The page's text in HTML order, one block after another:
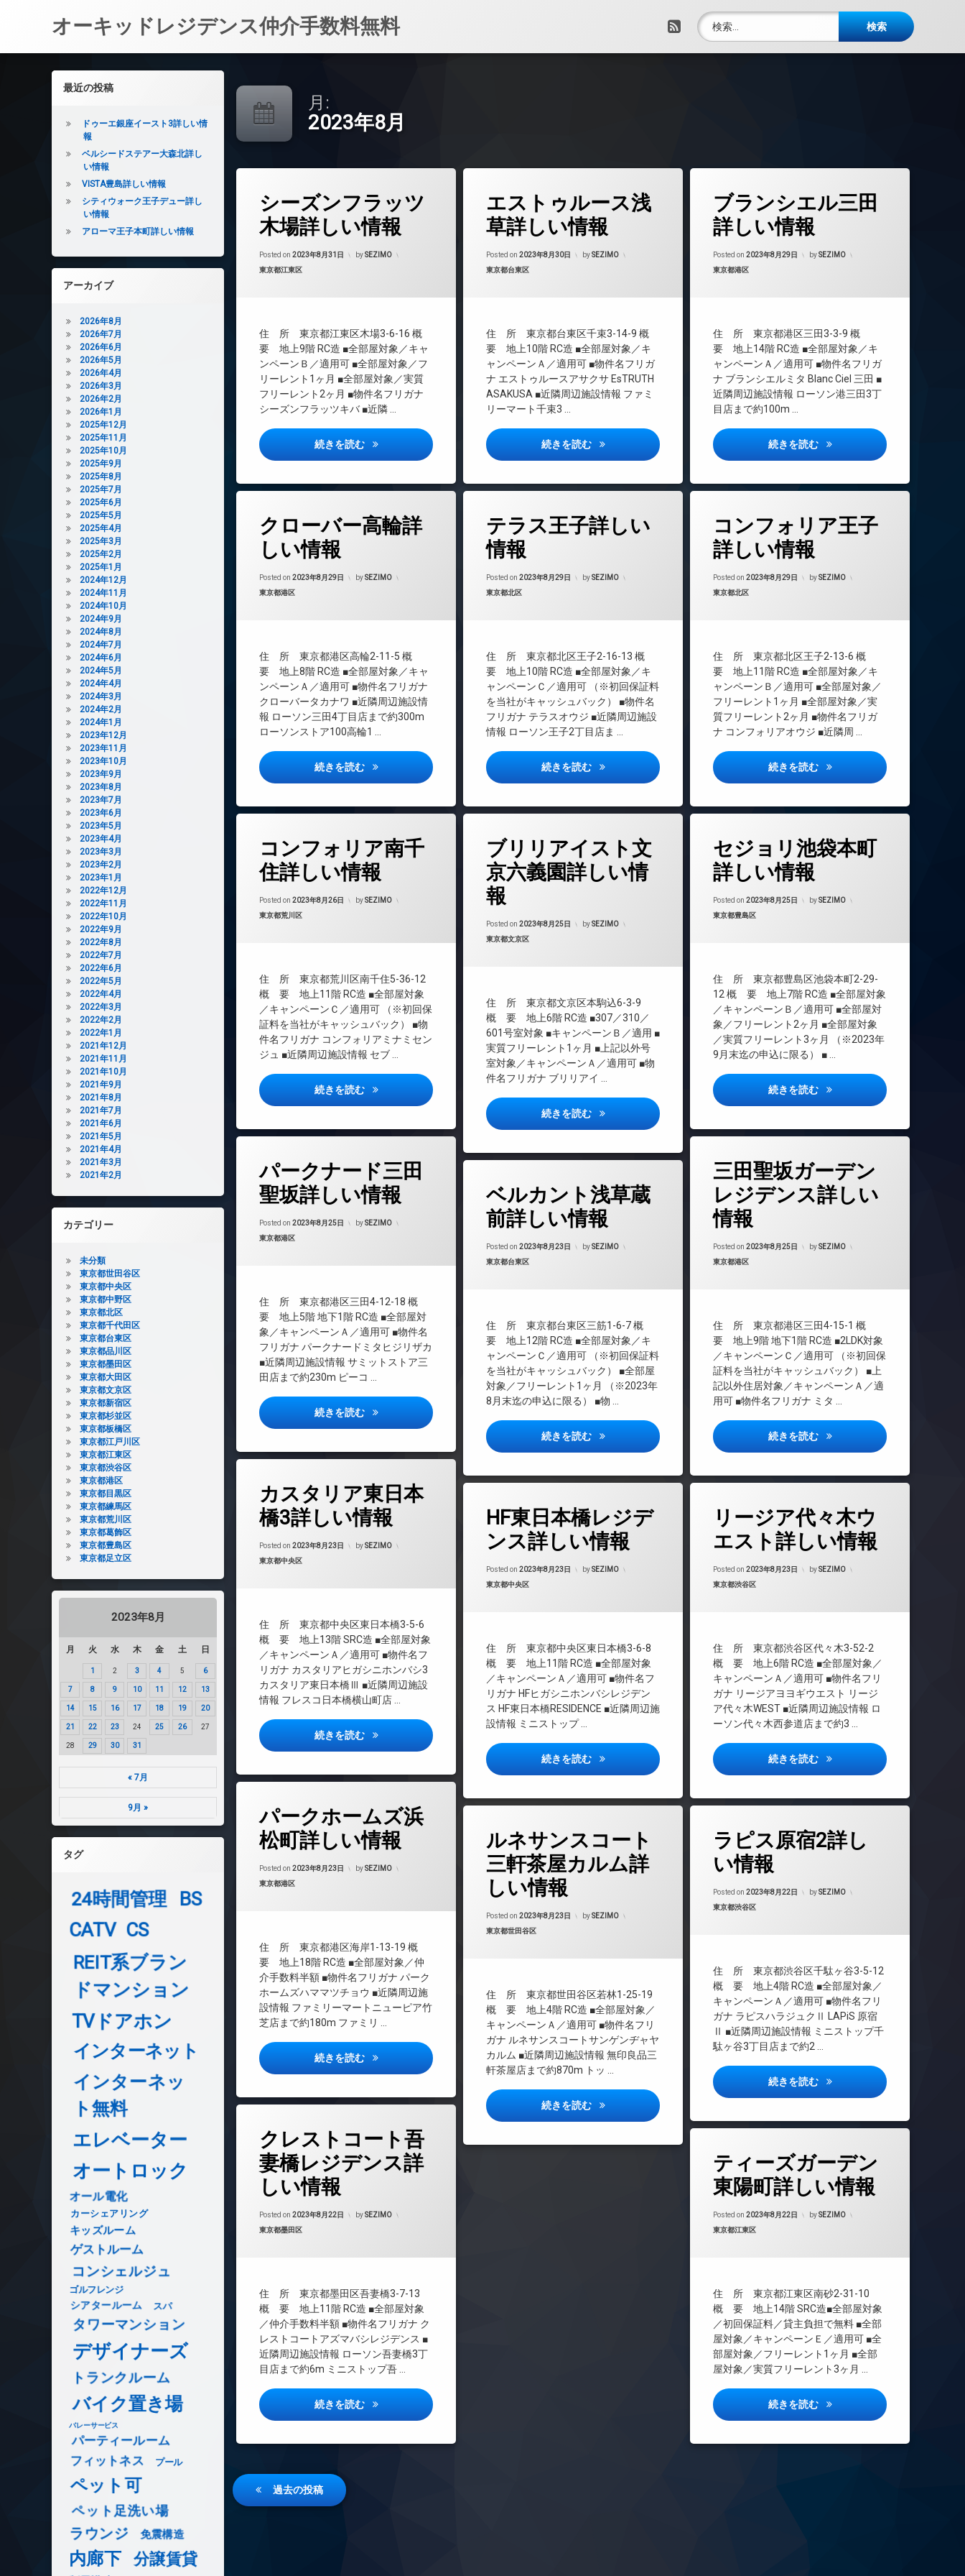
オーキッドレジデンス仲介手数料無料 RSS
検索:
月:
2023年8月
シーズンフラッツ
木場詳しい情報
Posted on 2023年8月31日 bySEZIMO
カテゴリー:
東京都江東区
住 所 東京都江東区木場3-6-16 概
要 地上9階 RC造 ■全部屋対象／キャ
ンペーンＢ／適用可 ■全部屋対象／フ
リーレント1ヶ月 ■全部屋対象／実質
フリーレント2ヶ月 ■物件名フリガナ
シーズンフラッツキバ ■近隣 …
続きを読む シーズンフラッツ木場詳しい情報
24時間管理
CATV
インターネット無料
エレベーター
オートロック
デザイナーズ
バイク置き場
宅配ボックス
敷地内ゴミ置き場
駐輪場
エストゥルース浅
草詳しい情報
Posted on 2023年8月30日 bySEZIMO
カテゴリー:
東京都台東区
住 所 東京都台東区千束3-14-9 概
要 地上10階 RC造 ■全部屋対象／キ
ャンペーンＡ／適用可 ■物件名フリガ
ナ エストゥルースアサクサ EsTRUTH
ASAKUSA ■近隣周辺施設情報 ファミ
リーマート千束3 …
続きを読む エストゥルース浅草詳しい情報
24時間管理
CATV
インターネット無料
エレベーター
オートロック
デザイナーズ
バイク置き場
宅配ボックス
敷地内ゴミ置き場
ブランシエル三田
詳しい情報
Posted on 2023年8月29日 bySEZIMO
カテゴリー:
東京都港区
住 所 東京都港区三田3-3-9 概
要 地上14階 RC造 ■全部屋対象／キ
ャンペーンＡ／適用可 ■物件名フリガ
ナ ブランシエルミタ Blanc Ciel 三田 ■
近隣周辺施設情報 ローソン港三田3丁
目店まで約100m …
続きを読む ブランシエル三田詳しい情報
24時間管理
CATV
インターネット無料
エレベーター
オートロック
デザイナーズ
宅配ボックス
防犯カメラ
駐輪場
クローバー高輪詳
しい情報
Posted on 2023年8月29日 bySEZIMO
カテゴリー:
東京都港区
住 所 東京都港区高輪2-11-5 概
要 地上8階 RC造 ■全部屋対象／キャ
ンペーンＡ／適用可 ■物件名フリガナ
クローバータカナワ ■近隣周辺施設情
報 ローソン三田4丁目店まで約300m
ローソンストア100高輪1 …
続きを読む クローバー高輪詳しい情報
24時間管理
CATV
インターネット
エレベーター
オートロック
デザイナーズ
バイク置き場
敷地内ゴミ置き場
防犯カメラ
テラス王子詳しい
情報
Posted on 2023年8月29日 bySEZIMO
カテゴリー:
東京都北区
住 所 東京都北区王子2-16-13 概
要 地上10階 RC造 ■全部屋対象／キ
ャンペーンＣ／適用可 （※初回保証料
を当社がキャッシュバック） ■物件名
フリガナ テラスオウジ ■近隣周辺施設
情報 ローソン王子2丁目店ま …
続きを読む テラス王子詳しい情報
24時間管理
CATV
インターネット
エレベーター
オートロック
デザイナーズ
バイク置き場
宅配ボックス
敷地内ゴミ置き場
コンフォリア王子
詳しい情報
Posted on 2023年8月29日 bySEZIMO
カテゴリー:
東京都北区
住 所 東京都北区王子2-13-6 概
要 地上11階 RC造 ■全部屋対象／キ
ャンペーンＢ／適用可 ■全部屋対象／
フリーレント1ヶ月 ■全部屋対象／実
質フリーレント2ヶ月 ■物件名フリガ
ナ コンフォリアオウジ ■近隣周 …
続きを読む コンフォリア王子詳しい情報
24時間管理
CATV
インターネット無料
エレベーター
オートロック
デザイナーズ
ペット可
宅配ボックス
敷地内ゴミ置き場
駐輪場
コンフォリア南千
住詳しい情報
Posted on 2023年8月26日 bySEZIMO
カテゴリー:
東京都荒川区
住 所 東京都荒川区南千住5-36-12
概 要 地上11階 RC造 ■全部屋対象
／キャンペーンＣ／適用可 （※初回保
証料を当社がキャッシュバック） ■物
件名フリガナ コンフォリアミナミセン
ジュ ■近隣周辺施設情報 セブ …
続きを読む コンフォリア南千住詳しい情報
24時間管理
CATV
インターネット無料
エレベーター
オートロック
デザイナーズ
ペット可
宅配ボックス
敷地内ゴミ置き場
ブリリアイスト文
京六義園詳しい情
報
Posted on 2023年8月25日 bySEZIMO
カテゴリー:
東京都文京区
住 所 東京都文京区本駒込6-3-9
概 要 地上6階 RC造 ■307／310／
601号室対象 ■キャンペーンＢ／適用 ■
実質フリーレント1ヶ月 ■上記以外号
室対象／キャンペーンＡ／適用可 ■物
件名フリガナ ブリリアイ …
続きを読む ブリリアイスト文京六義園詳しい情報
24時間管理
CATV
REIT系ブランドマンション
オートロック
デザイナーズ
バイク置き場
ペット可
内廊下
宅配ボックス
敷地内ゴミ置き場
駐車場
セジョリ池袋本町
詳しい情報
Posted on 2023年8月25日 bySEZIMO
カテゴリー:
東京都豊島区
住 所 東京都豊島区池袋本町2-29-
12 概 要 地上7階 RC造 ■全部屋対象
／キャンペーンＢ／適用可 ■全部屋対
象／フリーレント2ヶ月 ■全部屋対象
／実質フリーレント3ヶ月 （※2023年
9月末迄の申込に限る） ■ …
続きを読む セジョリ池袋本町詳しい情報
CATV
TVドアホン
オートロック
デザイナーズ
バイク置き場
ペット可
分譲賃貸
敷地内ゴミ置き場
防犯カメラ
パークナード三田
聖坂詳しい情報
Posted on 2023年8月25日 bySEZIMO
カテゴリー:
東京都港区
住 所 東京都港区三田4-12-18 概
要 地上5階 地下1階 RC造 ■全部屋対
象／キャンペーンＡ／適用可 ■物件名
フリガナ パークナードミタヒジリザカ
■近隣周辺施設情報 サミットストア三
田店まで約230m ピーコ …
続きを読む パークナード三田聖坂詳しい情報
24時間管理
REIT系ブランドマンション
エレベーター
オートロック
デザイナーズ
バイク置き場
ペット可
宅配ボックス
敷地内ゴミ置き場
三田聖坂ガーデン
レジデンス詳しい
情報
Posted on 2023年8月25日 bySEZIMO
カテゴリー:
東京都港区
住 所 東京都港区三田4-15-1 概
要 地上9階 地下1階 RC造 ■2LDK対象
／キャンペーンＣ／適用可 （※初回保
証料を当社がキャッシュバック） ■上
記以外住居対象／キャンペーンＡ／適
用可 ■物件名フリガナ ミタ …
続きを読む 三田聖坂ガーデンレジデンス詳
24時間管理
CATV
TVドアホン
デザイナーズ
バイク置き場
内廊下
分譲賃貸
宅配ボックス
敷地内ゴミ置き場
防犯カメラ
駐輪場
ベルカント浅草蔵
前詳しい情報
Posted on 2023年8月23日 bySEZIMO
カテゴリー:
東京都台東区
住 所 東京都台東区三筋1-6-7 概
要 地上12階 RC造 ■全部屋対象／キ
ャンペーンＣ／適用可 （※初回保証料
を当社がキャッシュバック） ■全部屋
対象／フリーレント1ヶ月 （※2023年
8月末迄の申込に限る） ■物 …
続きを読む ベルカント浅草蔵前詳しい情報
24時間管理
CATV
インターネット無料
エレベーター
オートロック
デザイナーズ
バイク置き場
宅配ボックス
敷地内ゴミ置き場
駐輪場
カスタリア東日本
橋3詳しい情報
Posted on 2023年8月23日 bySEZIMO
カテゴリー:
東京都中央区
住 所 東京都中央区東日本橋3-5-6
概 要 地上13階 SRC造 ■全部屋対象
／キャンペーンＡ／適用可 ■物件名フ
リガナ カスタリアヒガシニホンバシ3
カスタリア東日本橋Ⅲ ■近隣周辺施設
情報 フレスコ日本橋横山町店 …
続きを読む カスタリア東日本橋3詳しい情報
24時間管理
CATV
インターネット無料
エレベーター
オートロック
デザイナーズ
宅配ボックス
防犯カメラ
駐輪場
HF東日本橋レジデ
ンス詳しい情報
Posted on 2023年8月23日 bySEZIMO
カテゴリー:
東京都中央区
住 所 東京都中央区東日本橋3-6-8
概 要 地上11階 RC造 ■全部屋対象
／キャンペーンＡ／適用可 ■物件名フ
リガナ HFヒガシニホンバシレジデン
ス HF東日本橋RESIDENCE ■近隣周辺施
設情報 ミニストップ …
続きを読む HF東日本橋レジデンス詳しい情報
CATV
インターネット無料
エレベーター
オートロック
デザイナーズ
宅配ボックス
防犯カメラ
駐輪場
リージア代々木ウ
エスト詳しい情報
Posted on 2023年8月23日 bySEZIMO
カテゴリー:
東京都渋谷区
住 所 東京都渋谷区代々木3-52-2
概 要 地上6階 RC造 ■全部屋対象／
キャンペーンＡ／適用可 ■物件名フリ
ガナ リージアヨヨギウエスト リージ
ア代々木WEST ■近隣周辺施設情報 ロ
ーソン代々木西参道店まで約3 …
続きを読む リージア代々木ウエスト詳しい
CATV
インターネット
エレベーター
オートロック
デザイナーズ
バイク置き場
敷地内ゴミ置き場
防犯カメラ
パークホームズ浜
松町詳しい情報
Posted on 2023年8月23日 bySEZIMO
カテゴリー:
東京都港区
住 所 東京都港区海岸1-13-19 概
要 地上18階 RC造 ■全部屋対象／仲
介手数料半額 ■物件名フリガナ パーク
ホームズハママツチョウ ■近隣周辺施
設情報 ファミリーマートニューピア竹
芝店まで約180m ファミリ …
続きを読む パークホームズ浜松町詳しい情報
CATV
TVドアホン
インターネット
デザイナーズ
ラウンジ
内廊下
分譲賃貸
宅配ボックス
防犯カメラ
駐輪場
ルネサンスコート
三軒茶屋カルム詳
しい情報
Posted on 2023年8月23日 bySEZIMO
カテゴリー:
東京都世田谷区
住 所 東京都世田谷区若林1-25-19
概 要 地上4階 RC造 ■全部屋対象／
キャンペーンＡ／適用可 ■物件名フリ
ガナ ルネサンスコートサンゲンヂャヤ
カルム ■近隣周辺施設情報 無印良品三
軒茶屋店まで約870m トッ …
続きを読む ルネサンスコート三軒茶屋カルム詳しい情報
24時間管理
CATV
REIT系ブランドマンション
オートロック
デザイナーズ
バイク置き場
宅配ボックス
敷地内ゴミ置き場
防犯カメラ
駐車場
ラピス原宿2詳し
い情報
Posted on 2023年8月22日 bySEZIMO
カテゴリー:
東京都渋谷区
住 所 東京都渋谷区千駄ヶ谷3-5-12
概 要 地上4階 RC造 ■全部屋対象／
キャンペーンＡ／適用可 ■物件名フリ
ガナ ラピスハラジュクⅡ LAPiS 原宿
Ⅱ ■近隣周辺施設情報 ミニストップ千
駄ヶ谷3丁目店まで約2 …
続きを読む ラピス原宿2詳しい情報
24時間管理
CATV
インターネット
エレベーター
オートロック
デザイナーズ
バイク置き場
敷地内ゴミ置き場
駐輪場
クレストコート吾
妻橋レジデンス詳
しい情報
Posted on 2023年8月22日 bySEZIMO
カテゴリー:
東京都墨田区
住 所 東京都墨田区吾妻橋3-7-13
概 要 地上11階 RC造 ■全部屋対象
／仲介手数料半額 ■物件名フリガナ ク
レストコートアズマバシレジデンス ■
近隣周辺施設情報 ローソン吾妻橋3丁
目店まで約6m ミニストップ吾 …
続きを読む クレストコート吾妻橋レジデンス詳しい情報
24時間管理
CATV
REIT系ブランドマンション
オートロック
デザイナーズ
宅配ボックス
敷地内ゴミ置き場
防犯カメラ
駐輪場
ティーズガーデン
東陽町詳しい情報
Posted on 2023年8月22日 bySEZIMO
カテゴリー:
東京都江東区
住 所 東京都江東区南砂2-31-10
概 要 地上14階 SRC造■全部屋対象
／初回保証料／貸主負担で無料 ■全部
屋対象／キャンペーンＥ／適用可 ■全
部屋対象／フリーレント1ヶ月 ■全部
屋対象／実質フリーレント3ヶ月 …
続きを読む ティーズガーデン東陽町詳しい
24時間管理
CATV
インターネット
エレベーター
オートロック
デザイナーズ
ペット可
敷地内ゴミ置き場
駐車場
投
稿
過去の投稿
左サイドバー
最近の投稿
ドゥーエ銀座イースト3詳しい情
報
ベルシードステアー大森北詳し
い情報
VISTA豊島詳しい情報
シティウォーク王子デュー詳し
い情報
アローマ王子本町詳しい情報
アーカイブ
2026年8月
2026年7月
2026年6月
2026年5月
2026年4月
2026年3月
2026年2月
2026年1月
2025年12月
2025年11月
2025年10月
2025年9月
2025年8月
2025年7月
2025年6月
2025年5月
2025年4月
2025年3月
2025年2月
2025年1月
2024年12月
2024年11月
2024年10月
2024年9月
2024年8月
2024年7月
2024年6月
2024年5月
2024年4月
2024年3月
2024年2月
2024年1月
2023年12月
2023年11月
2023年10月
2023年9月
2023年8月
2023年7月
2023年6月
2023年5月
2023年4月
2023年3月
2023年2月
2023年1月
2022年12月
2022年11月
2022年10月
2022年9月
2022年8月
2022年7月
2022年6月
2022年5月
2022年4月
2022年3月
2022年2月
2022年1月
2021年12月
2021年11月
2021年10月
2021年9月
2021年8月
2021年7月
2021年6月
2021年5月
2021年4月
2021年3月
2021年2月
カテゴリー
未分類
東京都世田谷区
東京都中央区
東京都中野区
東京都北区
東京都千代田区
東京都台東区
東京都品川区
東京都墨田区
東京都大田区
東京都文京区
東京都新宿区
東京都杉並区
東京都板橋区
東京都江戸川区
東京都江東区
東京都渋谷区
東京都港区
東京都目黒区
東京都練馬区
東京都荒川区
東京都葛飾区
東京都豊島区
東京都足立区
2023年8月
月 火 水 木 金 土 日
1 2 3 4 5 6
7 8 9 10 11 12 13
14 15 16 17 18 19 20
21 22 23 24 25 26 27
28 29 30 31
« 7月
9月 »
タグ
24時間管理
BS
CATV CS
REIT系ブラン
ドマンション
TVドアホン
インターネット
インターネッ
ト無料
エレベーター
オートロック
オール電化
カーシェアリング
キッズルーム
ゲストルーム
コンシェルジュ
ゴルフレンジ
シアタールーム スパ
タワーマンション
デザイナーズ
トランクルーム
バイク置き場
バレーサービス
パーティールーム
フィットネス プール
ペット可
ペット足洗い場
ラウンジ 免震構造
内廊下 分譲賃貸